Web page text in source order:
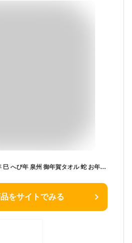
お年賀 干支 タオル 2025年 巳 へび年 泉州 御年賀タオル 蛇 お年賀 タオル フェイスタオル 日本製 御年賀 お年賀 のし印刷 のし付きタオル 熨斗 名入れ 袋入りタオル 挨拶回り 巳年 シンプル 上品 御挨拶タオル 挨拶用 干支 タオル 国産 綿100%
をサイトでみる